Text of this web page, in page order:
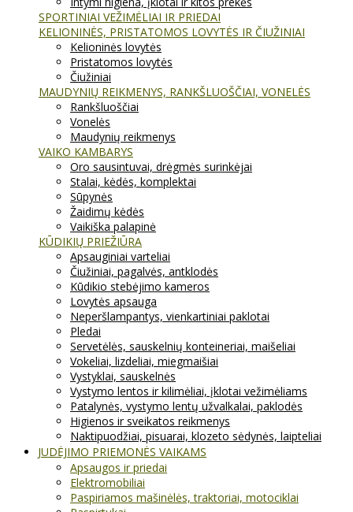
SPORTINIAI VEŽIMĖLIAI IR PRIEDAI
KELIONINĖS, PRISTATOMOS LOVYTĖS IR ČIUŽINIAI
Kelioninės lovytės
Pristatomos lovytės
Čiužiniai
MAUDYNIŲ REIKMENYS, RANKŠLUOŠČIAI, VONELĖS
Rankšluoščiai
Vonelės
Maudynių reikmenys
VAIKO KAMBARYS
Oro sausintuvai, drėgmės surinkėjai
Stalai, kėdės, komplektai
Sūpynės
Žaidimų kėdės
Vaikiška palapinė
KŪDIKIŲ PRIEŽIŪRA
Apsauginiai varteliai
Čiužiniai, pagalvės, antklodės
Kūdikio stebėjimo kameros
Lovytės apsauga
Neperšlampantys, vienkartiniai paklotai
Pledai
Servetėlės, sauskelnių konteineriai, maišeliai
Vokeliai, lizdeliai, miegmaišiai
Vystyklai, sauskelnės
Vystymo lentos ir kilimėliai, įklotai vežimėliams
Patalynės, vystymo lentų užvalkalai, paklodės
Higienos ir sveikatos reikmenys
Naktipuodžiai, pisuarai, klozeto sėdynės, laipteliai
JUDĖJIMO PRIEMONĖS VAIKAMS
Apsaugos ir priedai
Elektromobiliai
Paspiriamos mašinėlės, traktoriai, motociklai